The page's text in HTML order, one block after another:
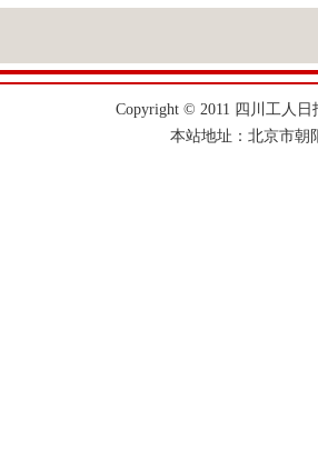
Copyright © 2011 四川工人
本站地址：北京市